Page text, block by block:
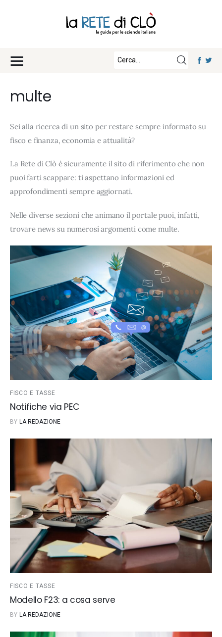
Fisco e Tasse
Iscriviti
Chi Siamo
Collabora con noi
Contatti
multe
Sei alla ricerca di un sito per restare sempre informato su
fisco e finanza, economia e attualità?
La Rete di Clò è sicuramente il sito di riferimento che non
puoi farti scappare: ti aspettano informazioni ed
approfondimenti sempre aggiornati.
Nelle diverse sezioni che animano il portale puoi, infatti,
trovare news su numerosi argomenti come multe.
FISCO E TASSE
Notifiche via PEC
BY LA REDAZIONE
FISCO E TASSE
Modello F23: a cosa serve
BY LA REDAZIONE